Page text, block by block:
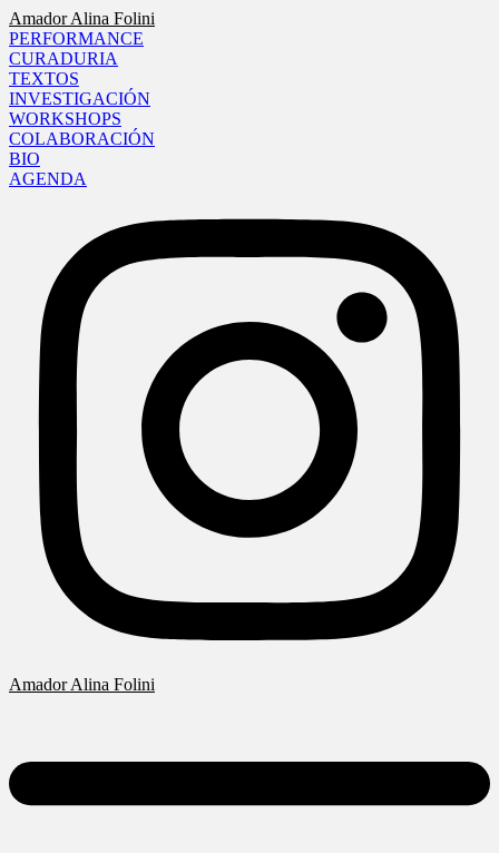
Amador Alina Folini
PERFORMANCE
CURADURIA
TEXTOS
INVESTIGACIÓN
WORKSHOPS
COLABORACIÓN
BIO
AGENDA
Amador Alina Folini